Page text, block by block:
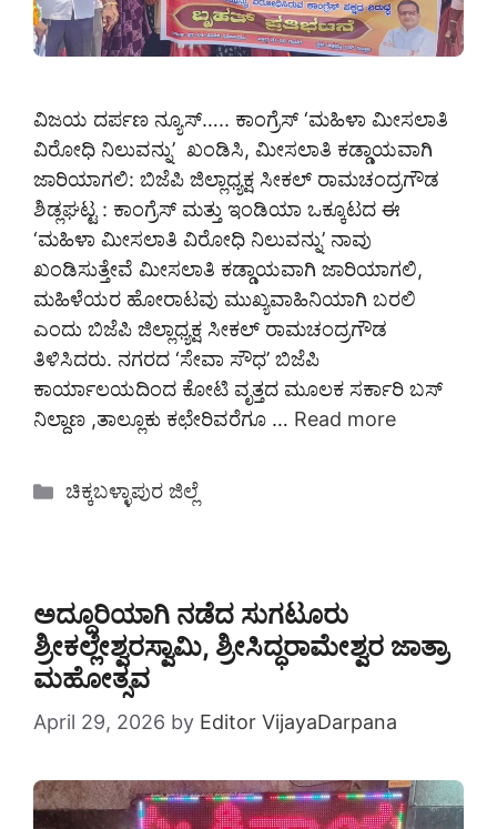
ವಿಜಯ ದರ್ಪಣ ನ್ಯೂಸ್….. ಕಾಂಗ್ರೆಸ್ ‘ಮಹಿಳಾ ಮೀಸಲಾತಿ
ವಿರೋಧಿ ನಿಲುವನ್ನು’ ಖಂಡಿಸಿ, ಮೀಸಲಾತಿ ಕಡ್ಡಾಯವಾಗಿ
ಜಾರಿಯಾಗಲಿ: ಬಿಜೆಪಿ ಜಿಲ್ಲಾಧ್ಯಕ್ಷ ಸೀಕಲ್ ರಾಮಚಂದ್ರಗೌಡ
ಶಿಡ್ಲಘಟ್ಟ : ಕಾಂಗ್ರೆಸ್ ಮತ್ತು ಇಂಡಿಯಾ ಒಕ್ಕೂಟದ ಈ
‘ಮಹಿಳಾ ಮೀಸಲಾತಿ ವಿರೋಧಿ ನಿಲುವನ್ನು’ ನಾವು
ಖಂಡಿಸುತ್ತೇವೆ ಮೀಸಲಾತಿ ಕಡ್ಡಾಯವಾಗಿ ಜಾರಿಯಾಗಲಿ,
ಮಹಿಳೆಯರ ಹೋರಾಟವು ಮುಖ್ಯವಾಹಿನಿಯಾಗಿ ಬರಲಿ
ಎಂದು ಬಿಜೆಪಿ ಜಿಲ್ಲಾಧ್ಯಕ್ಷ ಸೀಕಲ್ ರಾಮಚಂದ್ರಗೌಡ
ತಿಳಿಸಿದರು. ನಗರದ ‘ಸೇವಾ ಸೌಧ’ ಬಿಜೆಪಿ
ಕಾರ್ಯಾಲಯದಿಂದ ಕೋಟಿ ವೃತ್ತದ ಮೂಲಕ ಸರ್ಕಾರಿ ಬಸ್
ನಿಲ್ದಾಣ ,ತಾಲ್ಲೂಕು ಕಛೇರಿವರೆಗೂ … Read more
Categories
ಚಿಕ್ಕಬಳ್ಳಾಪುರ ಜಿಲ್ಲೆ
ಅದ್ದೂರಿಯಾಗಿ ನಡೆದ ಸುಗಟೂರು
ಶ್ರೀಕಲ್ಲೇಶ್ವರಸ್ವಾಮಿ, ಶ್ರೀಸಿದ್ಧರಾಮೇಶ್ವರ ಜಾತ್ರಾ
ಮಹೋತ್ಸವ
April 29, 2026 by Editor VijayaDarpana